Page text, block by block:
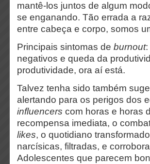
mantê-los juntos de algum
se enganando. Tão errada a
entre cabeça e corpo, somos
Principais sintomas de burnout:
negativos e queda da
produtividade, ora aí está.
Talvez tenha sido também
alertando para os perigos dos
influencers com horas e horas
recompensa imediata, o
likes, o quotidiano
narcísicas, filtradas, e
Adolescentes que parecem